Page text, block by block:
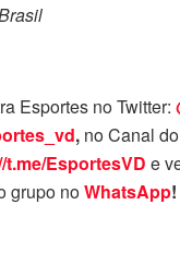
Esportes no Twitter:
, no Canal do
t.me/EsportesVD e
grupo noWhatsApp!